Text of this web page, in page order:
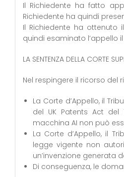
Il Richiedente ha fatto
Richiedente ha quindi
Il Richiedente ha ottenuto
quindi esaminato l’appello
LA SENTENZA DELLA CORTE
Nel respingere il ricorso del
La Corte d’Appello, il
del UK Patents Act del
macchina AI non può
La Corte d’Appello, il
legge vigente non
un’invenzione generata
Di conseguenza, le